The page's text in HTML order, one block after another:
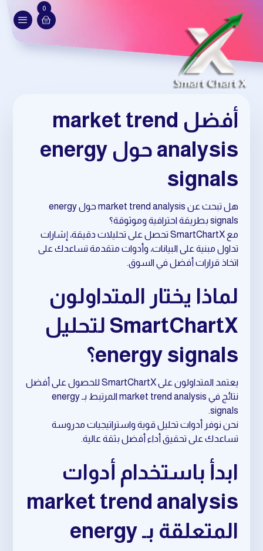
0
أفضل market trend
analysis حول energy
signals
هل تبحث عن market trend analysis حول energy
signals بطريقة احترافية وموثوقة؟
مع SmartChartX تحصل على تحليلات دقيقة، إشارات
تداول مبنية على البيانات، وأدوات متقدمة تساعدك على
اتخاذ قرارات أفضل في السوق.
لماذا يختار المتداولون
SmartChartX لتحليل
energy signals؟
يعتمد المتداولون على SmartChartX للحصول على أفضل
نتائج في market trend analysis المرتبط بـ energy
signals.
نحن نوفر أدوات تحليل قوية واستراتيجيات مدروسة
تساعدك على تحقيق أداء أفضل بثقة عالية.
ابدأ باستخدام أدوات
market trend analysis
المتعلقة بـ energy